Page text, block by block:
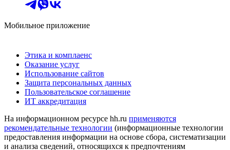
Мобильное приложение
Этика и комплаенс
Оказание услуг
Использование сайтов
Защита персональных данных
Пользовательское соглашение
ИТ аккредитация
На информационном ресурсе hh.ru применяются
рекомендательные технологии (информационные технологии
предоставления информации на основе сбора, систематизации
и анализа сведений, относящихся к предпочтениям